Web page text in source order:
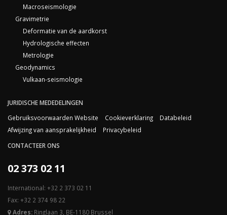
Macroseismologie
Gravimetrie
Deformatie van de aardkorst
Hydrologische effecten
Metrologie
Geodynamics
Vulkaan-seismologie
JURIDISCHE MEDEDELINGEN
Gebruiksvoorwaarden Website
Cookieverklaring
Databeleid
Afwijzing van aansprakelijkheid
Privacybeleid
CONTACTEER ONS
02 373 02 11
International: +32 2 373 02 11
Fax: +32 2 374 98 22
Adres: Ringlaan 3, BE-1180 Brussel